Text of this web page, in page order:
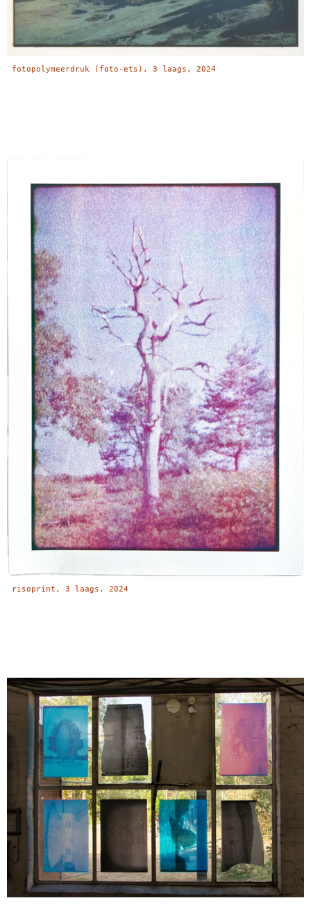
fotopolymeerdruk (foto-ets), 3 laags, 2024
risoprint, 3 laags, 2024